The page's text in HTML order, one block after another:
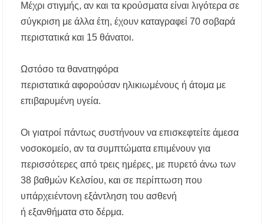
Νέες χρηματοδοτήσεις από το Πράσινο Ταμείο
για δήμους της Κεντρικής Μακεδονίας
πανήγυρη του Παρεκκλησίου Μεταμορφώσεως
του Σωτήρος στην Παραλία Διονυσίου
Έρευνα απαντάει: Πόσο χρόνο κερδίζουμε
Χαλκιδική: Άμεση η κατάσβεση πυρκαγιάς σε
χαμηλή βλάστηση στην περιοχή του Πόρτο
Καρράς
Η ΘΕΙΑ ΜΕΤΑΜΟΡΦΩΣΙΣ ΤΟΥ ΣΩΤΗΡΟΣ
ΗΜΩΝ ΙΗΣΟΥ ΧΡΙΣΤΟΥ ΣΤΟ
ΠΛΑΤΑΝΟΧΩΡΙ ΚΑΙ ΣΤΗ ΣΑΡΑΚΗΝΑ
Μέχρι στιγμής, αν και τα κρούσματα είναι λιγότερα σε
σύγκριση με άλλα έτη, έχουν καταγραφεί 70 σοβαρά
περιστατικά και 15 θάνατοι.
Ωστόσο τα θανατηφόρα
περιστατικά αφορούσαν ηλικιωμένους ή άτομα με
επιβαρυμένη υγεία.
Οι γιατροί πάντως συστήνουν να επισκεφτείτε άμεσα
νοσοκομείο, αν τα συμπτώματα επιμένουν για
περισσότερες από τρεις ημέρες, με πυρετό άνω των
38 βαθμών Κελσίου, και σε περίπτωση που
υπάρχειέντονη εξάντληση του ασθενή
ή εξανθήματα στο δέρμα.